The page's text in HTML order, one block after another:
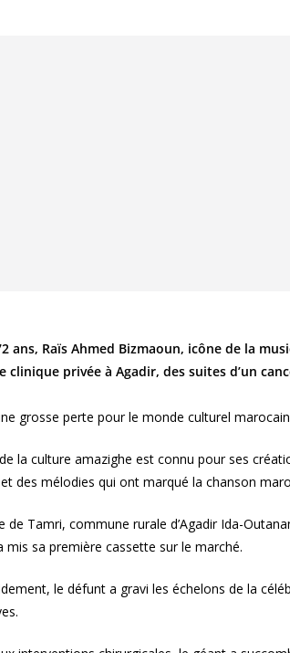
ans, Raïs Ahmed Bizmaoun, icône de la
clinique privée à Agadir, des suites d’un
grosse perte pour le monde culturel
la culture amazighe est connu pour ses
des mélodies qui ont marqué la chanson
de Tamri, commune rurale d’Agadir Ida-
mis sa première cassette sur le marché.
le défunt a gravi les échelons de la